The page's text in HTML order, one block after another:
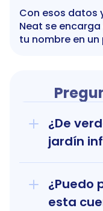
Con esos datos
Neat se
tu nombre en
¿De
jardín
¿Puedo
esta